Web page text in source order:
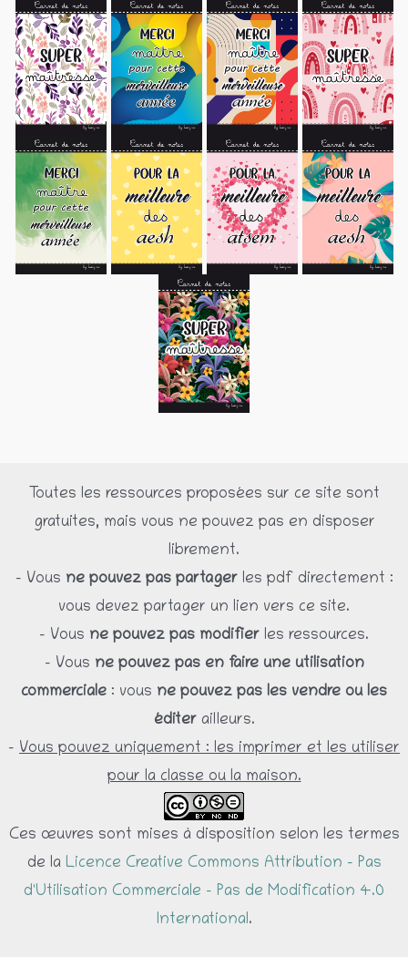
Toutes les ressources proposées sur ce site sont
gratuites, mais vous ne pouvez pas en disposer
librement.
– Vous ne pouvez pas partagerles pdf directement :
vous devez partager un lien vers ce site.
– Vous ne pouvez pas modifier les ressources.
– Vous ne pouvez pas en faire une utilisation
commerciale : vous ne pouvez pas les vendre ou les
éditerailleurs.
- Vous pouvez uniquement : les imprimer et les utiliser
pour la classe ou la maison.
Ces œuvres sont mises à disposition selon les termes
de la Licence Creative Commons Attribution - Pas
d'Utilisation Commerciale - Pas de Modification 4.0
International.